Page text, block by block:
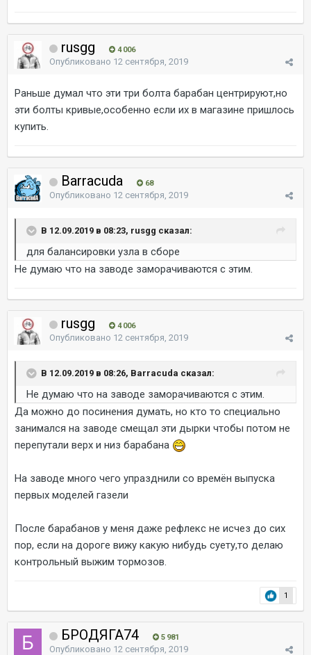
rusgg 4 006
Опубликовано 12 сентября, 2019
Раньше думал что эти три болта барабан центрируют,но
эти болты кривые,особенно если их в магазине пришлось
купить.
Barracuda 68
Опубликовано 12 сентября, 2019
В 12.09.2019 в 08:23, rusgg сказал:
для балансировки узла в сборе
Не думаю что на заводе заморачиваются с этим.
rusgg 4 006
Опубликовано 12 сентября, 2019
В 12.09.2019 в 08:26, Barracuda сказал:
Не думаю что на заводе заморачиваются с этим.
Да можно до посинения думать, но кто то специально
занимался на заводе смещал эти дырки чтобы потом не
перепутали верх и низ барабана
На заводе много чего упразднили со времён выпуска
первых моделей газели
После барабанов у меня даже рефлекс не исчез до сих
пор, если на дороге вижу какую нибудь суету,то делаю
контрольный выжим тормозов.
1
БРОДЯГА74 5 981
Опубликовано 12 сентября, 2019